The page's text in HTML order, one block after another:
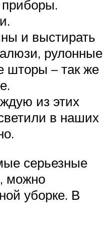
и выстирать
рулонные
шторы – так же
из этих
в наших
серьезные
можно
уборке. В